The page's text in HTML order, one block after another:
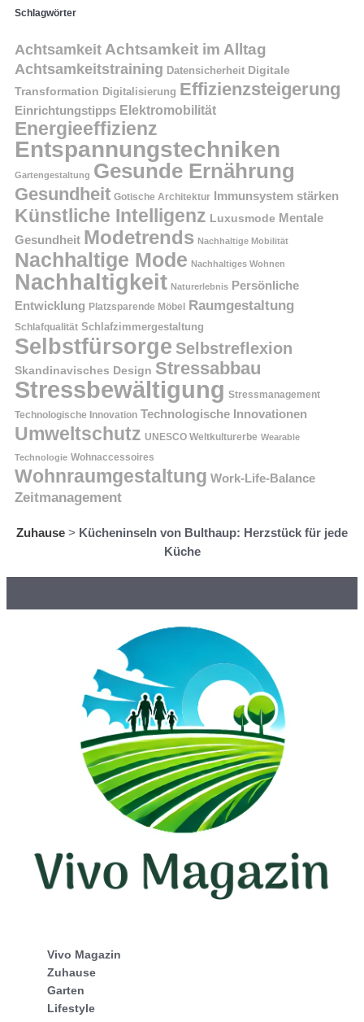
Schlagwörter
Achtsamkeit Achtsamkeit im Alltag
Achtsamkeitstraining Datensicherheit Digitale
Transformation Digitalisierung Effizienzsteigerung
Einrichtungstipps Elektromobilität
Energieeffizienz
Entspannungstechniken
Gartengestaltung Gesunde Ernährung
Gesundheit Gotische Architektur Immunsystem stärken
Künstliche Intelligenz Luxusmode Mentale
Gesundheit Modetrends Nachhaltige Mobilität
Nachhaltige Mode Nachhaltiges Wohnen
Nachhaltigkeit Naturerlebnis Persönliche
Entwicklung Platzsparende Möbel Raumgestaltung
Schlafqualität Schlafzimmergestaltung
Selbstfürsorge Selbstreflexion
Skandinavisches Design Stressabbau
Stressbewältigung Stressmanagement
Technologische Innovation Technologische Innovationen
Umweltschutz UNESCO Weltkulturerbe Wearable
Technologie Wohnaccessoires
Wohnraumgestaltung Work-Life-Balance
Zeitmanagement
Zuhause > Kücheninseln von Bulthaup: Herzstück für jede
Küche
Vivo Magazin
Zuhause
Garten
Lifestyle